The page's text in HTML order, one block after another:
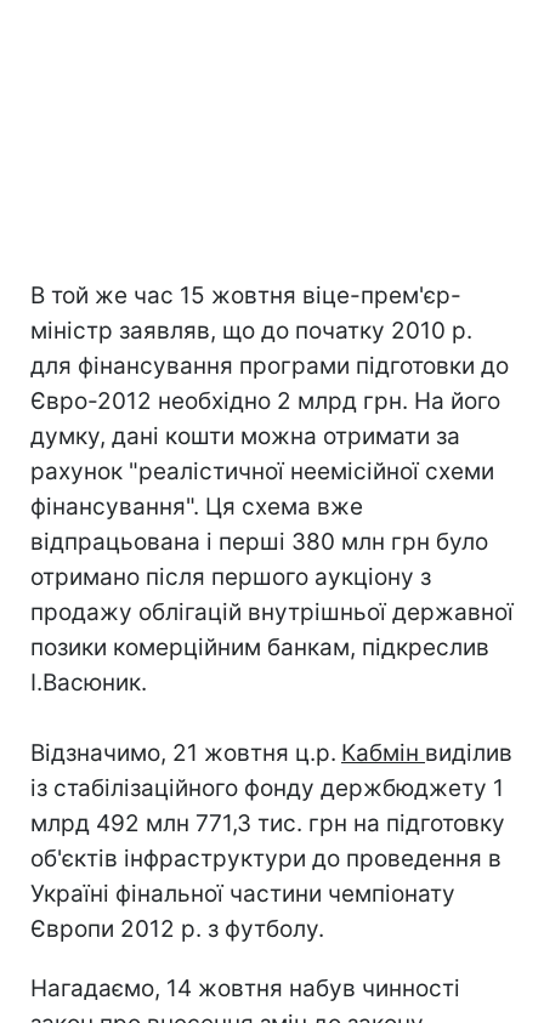
В той же час 15 жовтня віце-прем'єр-
міністр заявляв, що до початку 2010 р.
для фінансування програми підготовки до
Євро-2012 необхідно 2 млрд грн. На його
думку, дані кошти можна отримати за
рахунок "реалістичної неемісійної схеми
фінансування". Ця схема вже
відпрацьована і перші 380 млн грн було
отримано після першого аукціону з
продажу облігацій внутрішньої державної
позики комерційним банкам, підкреслив
І.Васюник.
Відзначимо, 21 жовтня ц.р. Кабмін виділив
із стабілізаційного фонду держбюджету 1
млрд 492 млн 771,3 тис. грн на підготовку
об'єктів інфраструктури до проведення в
Україні фінальної частини чемпіонату
Європи 2012 р. з футболу.
Нагадаємо, 14 жовтня набув чинності